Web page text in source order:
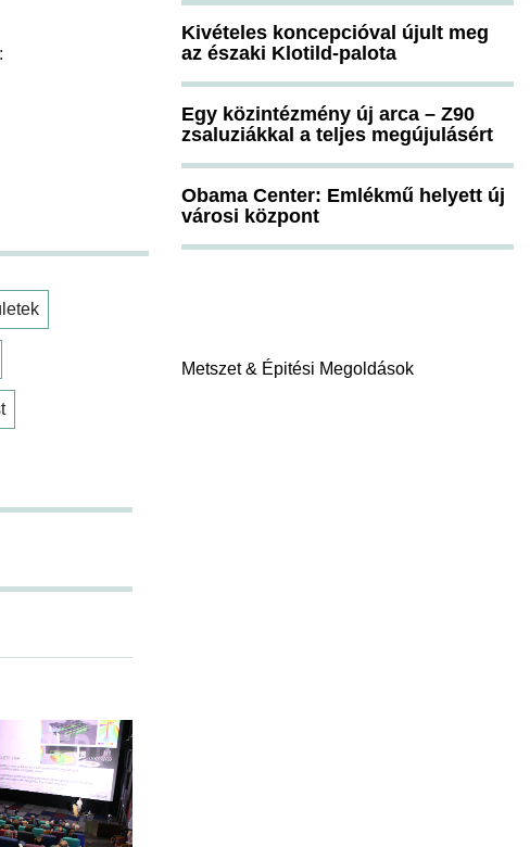
Kivételes koncepcióval újult meg
az északi Klotild-palota
Egy közintézmény új arca – Z90
zsaluziákkal a teljes megújulásért
Obama Center: Emlékmű helyett új
városi központ
Metszet & Épitési Megoldások